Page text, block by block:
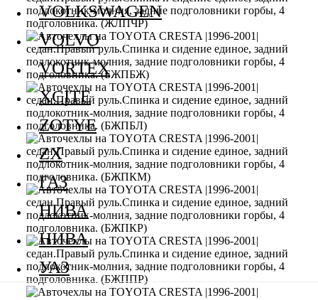
VOLKSWAGEN
VOLVO
VORTEX
XCITE
ZOTYE
ZX
ГАЗ
НИВА
НИВА
УАЗ